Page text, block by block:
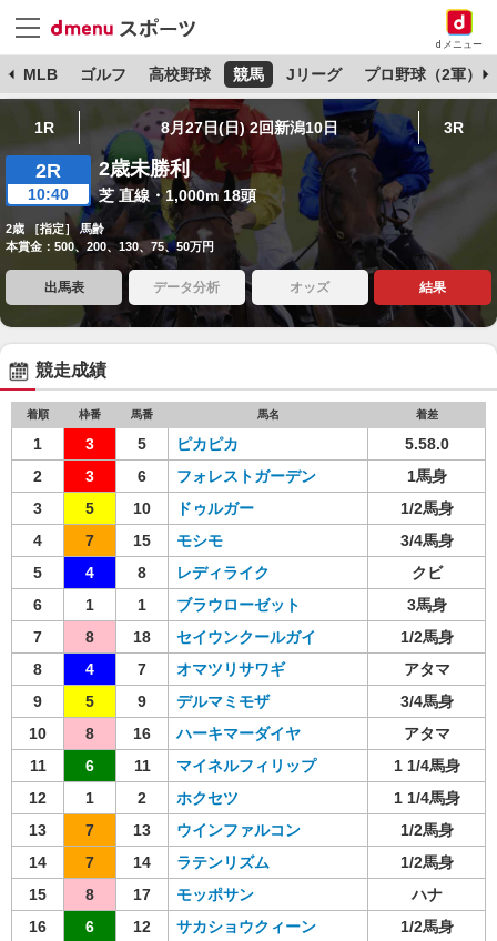
dメニュー
MLB ゴルフ 高校野球 競馬 Jリーグ プロ野球（2軍）
1R 8月27日(日) 2回新潟10日 3R
2R
10:40
2歳未勝利
芝 直線・1,000m 18頭
2歳 ［指定］ 馬齢
本賞金：500、200、130、75、50万円
出馬表 データ分析 オッズ 結果
競走成績
着順 枠番 馬番 馬名 着差
1 3 5 ピカピカ
5.58.0
2
3 6 フォレストガーデン
1馬身
3
5 10 ドゥルガー
1/2馬身
4
7 15 モシモ
3/4馬身
5
4 8 レディライク
クビ
6
1 1 ブラウローゼット
3馬身
7
8 18 セイウンクールガイ
1/2馬身
8
4 7 オマツリサワギ
アタマ
9
5 9 デルマミモザ
3/4馬身
10
8 16 ハーキマーダイヤ
アタマ
11
6 11 マイネルフィリップ
1 1/4馬身
12
1 2 ホクセツ
1 1/4馬身
13
7 13 ウインファルコン
1/2馬身
14
7 14 ラテンリズム
1/2馬身
15
8 17 モッポサン
ハナ
16
6 12 サカショウクィーン
1/2馬身